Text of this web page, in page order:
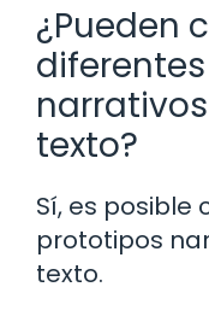
¿Pueden
texto?
Sí, es
prototipos
texto.